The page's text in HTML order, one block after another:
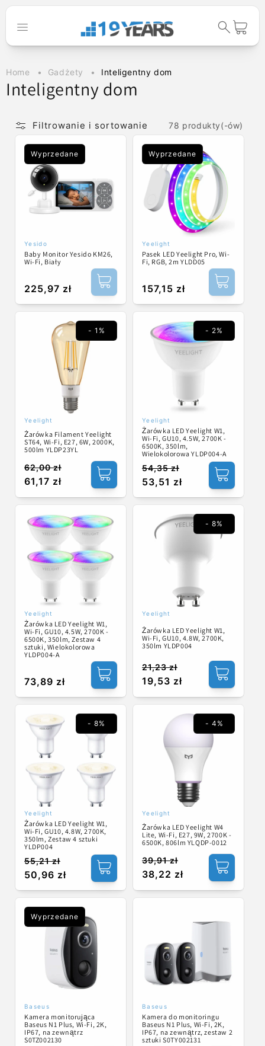
Przejdź do
Koszyk
Home Gadżety Inteligentny dom
K
Inteligentny dom
Filtrowanie i sortowanie 78 produkty(-ów)
Wyprzedane
Dostawca:
Yesido
Baby Monitor Yesido KM26,
Wi-Fi, Biały
Cena
regularna
225,97 zł
Wyprzedane
Dostawca:
Yeelight
Pasek LED Yeelight Pro, Wi-
Fi, RGB, 2m YLDD05
Cena
regularna
157,15 zł
- 1%
Dostawca:
Yeelight
Żarówka Filament Yeelight
ST64, Wi-Fi, E27, 6W, 2000K,
500lm YLDP23YL
Cena
regularna
62,00 zł
Cena
promocyjna
61,17 zł
- 2%
Dostawca:
Yeelight
Żarówka LED Yeelight W1,
Wi-Fi, GU10, 4.5W, 2700K -
6500K, 350lm,
Wielokolorowa YLDP004-A
Cena
regularna
54,35 zł
Cena
promocyjna
53,51 zł
Dostawca:
Yeelight
Żarówka LED Yeelight W1,
Wi-Fi, GU10, 4.5W, 2700K -
6500K, 350lm, Zestaw 4
sztuki, Wielokolorowa
YLDP004-A
Cena
regularna
73,89 zł
- 8%
Dostawca:
Yeelight
Żarówka LED Yeelight W1,
Wi-Fi, GU10, 4.8W, 2700K,
350lm YLDP004
Cena
regularna
21,23 zł
Cena
promocyjna
19,53 zł
- 8%
Dostawca:
Yeelight
Żarówka LED Yeelight W1,
Wi-Fi, GU10, 4.8W, 2700K,
350lm, Zestaw 4 sztuki
YLDP004
Cena
regularna
55,21 zł
Cena
promocyjna
50,96 zł
- 4%
Dostawca:
Yeelight
Żarówka LED Yeelight W4
Lite, Wi-Fi, E27, 9W, 2700K -
6500K, 806lm YLQDP-0012
Cena
regularna
39,91 zł
Cena
promocyjna
38,22 zł
Wyprzedane
Dostawca:
Baseus
Kamera monitorująca
Baseus N1 Plus, Wi-Fi, 2K,
IP67, na zewnątrz
S0TZ002130
Dostawca:
Baseus
Kamera do monitoringu
Baseus N1 Plus, Wi-Fi, 2K,
IP67, na zewnątrz, zestaw 2
sztuki S0TY002131